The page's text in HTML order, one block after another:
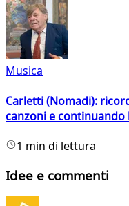
Musica
Carletti (Nomadi):
canzoni e continuando
1 min di lettura
Idee e commenti